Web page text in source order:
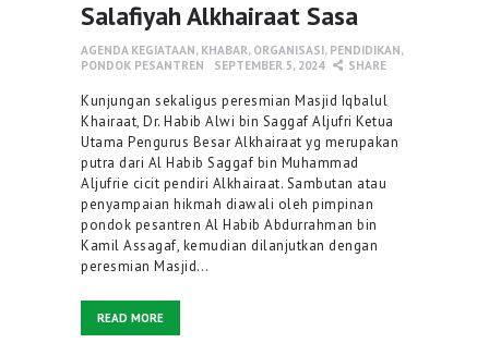
Salafiyah Alkhairaat Sasa
AGENDA KEGIATAAN, KHABAR, ORGANISASI, PENDIDIKAN,
PONDOK PESANTREN
SEPTEMBER 5, 2024 SHARE
Kunjungan sekaligus peresmian Masjid Iqbalul
Khairaat, Dr. Habib Alwi bin Saggaf Aljufri Ketua
Utama Pengurus Besar Alkhairaat yg merupakan
putra dari Al Habib Saggaf bin Muhammad
Aljufrie cicit pendiri Alkhairaat. Sambutan atau
penyampaian hikmah diawali oleh pimpinan
pondok pesantren Al Habib Abdurrahman bin
Kamil Assagaf, kemudian dilanjutkan dengan
peresmian Masjid…
READ MORE